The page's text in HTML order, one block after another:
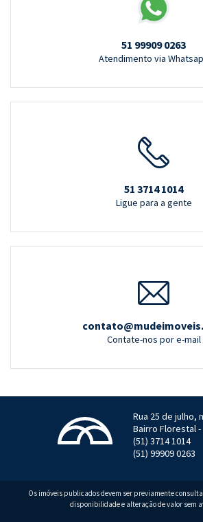
51 99909 0263
Atendimento via
51 3714 1014
Ligue para a gente
Contate-nos por e-mail
Rua 25 de julho,
Bairro Florestal -
(51) 3714 1014
(51) 99909 0263
Os imóveis publicados devem ser previamente
disponibilidade e alteração de valor sem